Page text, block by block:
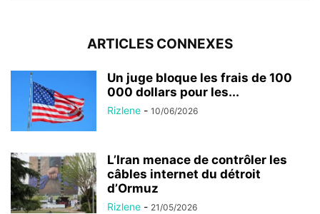
ARTICLES CONNEXES
Un juge bloque les frais de 100
000 dollars pour les...
Rizlene - 10/06/2026
L’Iran menace de contrôler les
câbles internet du détroit
d’Ormuz
Rizlene - 21/05/2026